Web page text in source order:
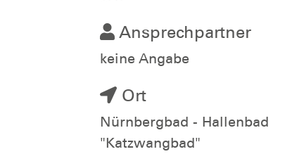
Ansprechpartner
keine Angabe
Ort
Nürnbergbad - Hallenbad
"Katzwangbad"